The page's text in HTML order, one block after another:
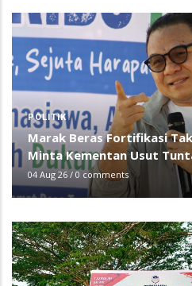
POLITIK
Marak Beras Fortifikasi Tak
Minta Kementan Usut
04 Aug 26 / 0 comments